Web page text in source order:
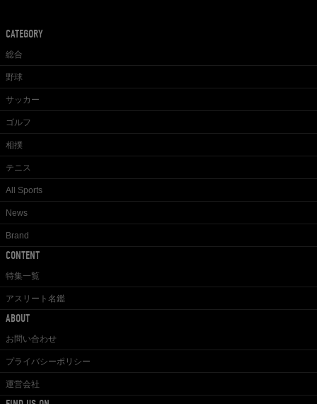
CATEGORY
総合
野球
サッカー
ゴルフ
相撲
テニス
All Sports
News
Brand
CONTENT
特集一覧
アスリート名鑑
ABOUT
お問い合わせ
プライバシーポリシー
運営会社